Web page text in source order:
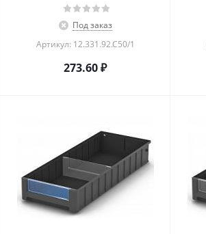
Под заказ
Артикул: 12.331.92.С50/1
273.60₽